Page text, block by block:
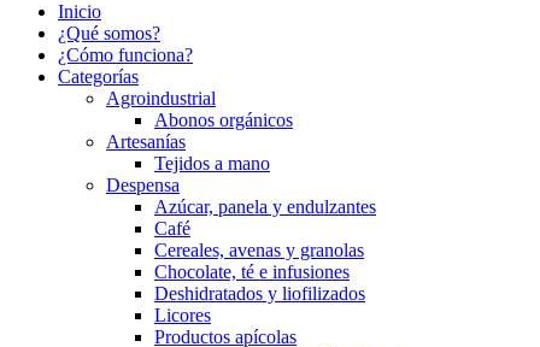
Inicio
¿Qué somos?
¿Cómo funciona?
Categorías
Agroindustrial
Abonos orgánicos
Artesanías
Tejidos a mano
Despensa
Azúcar, panela y endulzantes
Café
Cereales, avenas y granolas
Chocolate, té e infusiones
Deshidratados y liofilizados
Licores
Productos apícolas